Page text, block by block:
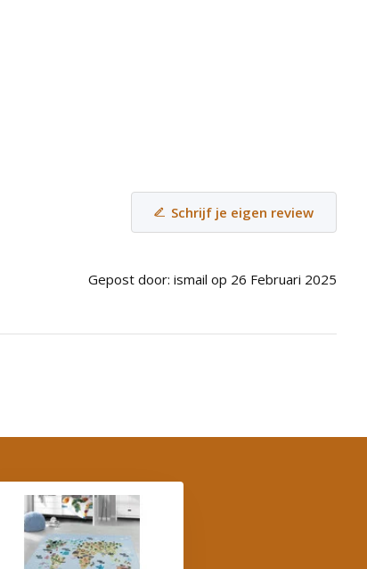
Schrijf je eigen review
Gepost door: ismail op 26 Februari 2025